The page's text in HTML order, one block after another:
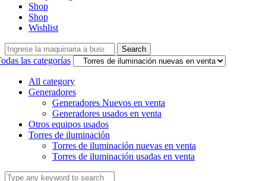
Shop
Shop
Wishlist
Search
for:
Search
las categorías
All category
Generadores
Generadores Nuevos en venta
Generadores usados en venta
Otros equipos usados
Torres de iluminación
Torres de iluminación nuevas en venta
Torres de iluminación usadas en venta